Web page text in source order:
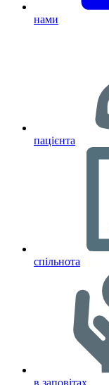
нами
пацієнта
спільнота
в заповітах